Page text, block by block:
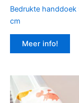
Bedrukte handdoek
cm
Meer info!